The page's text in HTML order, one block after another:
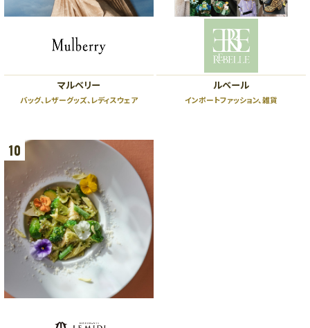
マルベリー
バッグ、レザーグッズ、レディスウェア
ルベール
インポートファッション、雑貨
10